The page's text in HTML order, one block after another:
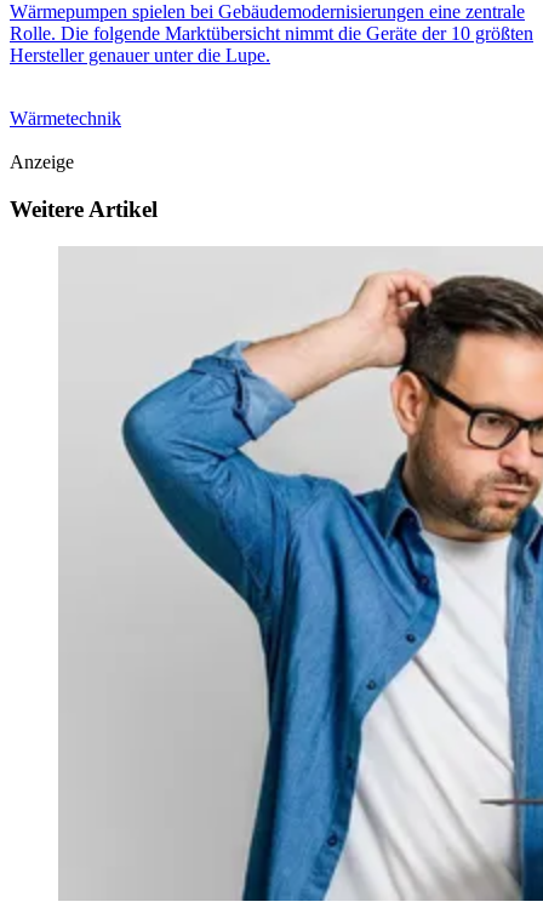
Wärmepumpen spielen bei Gebäudemodernisierungen eine zentrale
Rolle. Die folgende Marktübersicht nimmt die Geräte der 10 größten
Hersteller genauer unter die Lupe.
Wärmetechnik
Anzeige
Weitere Artikel